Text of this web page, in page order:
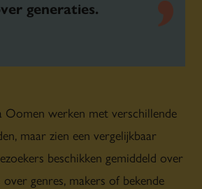
generaties.
Oomen werken met verschillende
maar zien een vergelijkbaar
beschikken gemiddeld over
genres, makers of bekende